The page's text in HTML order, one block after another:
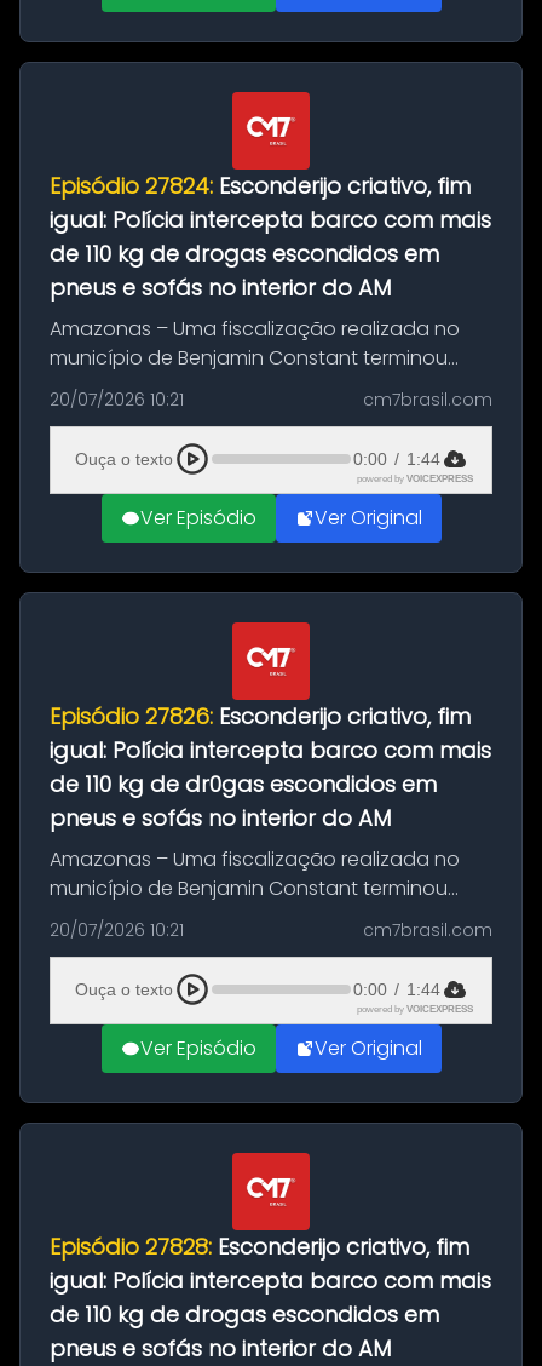
Episódio 27824: Esconderijo criativo, fim
igual: Polícia intercepta barco com mais
de 110 kg de drogas escondidos em
pneus e sofás no interior do AM
Amazonas – Uma fiscalização realizada no
município de Benjamin Constant terminou
com a apreensão de aproximadamente 115
quilos de entorpecentes em uma
embarcação atracada no porto da cidade. O
materia...
20/07/2026 10:21 cm7brasil.com
Ouça o texto 0:00 / 1:44
powered by VOICEXPRESS
Ver Episódio Ver Original
Episódio 27826: Esconderijo criativo, fim
igual: Polícia intercepta barco com mais
de 110 kg de dr0gas escondidos em
pneus e sofás no interior do AM
Amazonas – Uma fiscalização realizada no
município de Benjamin Constant terminou
com a apreensão de aproximadamente 115
quilos de entorpecentes em uma
embarcação atracada no porto da cidade. O
materia...
20/07/2026 10:21 cm7brasil.com
Ouça o texto 0:00 / 1:44
powered by VOICEXPRESS
Ver Episódio Ver Original
Episódio 27828: Esconderijo criativo, fim
igual: Polícia intercepta barco com mais
de 110 kg de drogas escondidos em
pneus e sofás no interior do AM